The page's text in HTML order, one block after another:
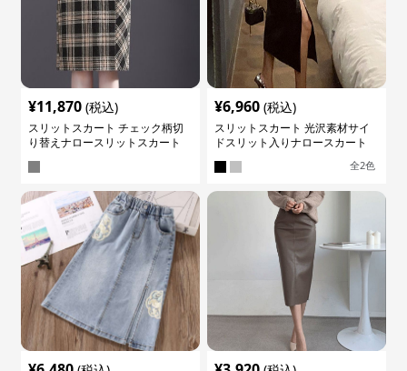
¥11,870 (税込)
スリットスカート チェック柄切
り替えナロースリットスカート
¥6,960 (税込)
スリットスカート 光沢素材サイ
ドスリット入りナロースカート
全2色